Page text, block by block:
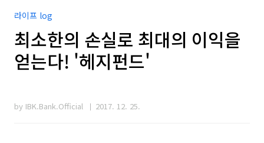
라이프 log
최소한의 손실로 최대의 이익을
얻는다! '헤지펀드'
by IBK.Bank.Official 2017. 12. 25.